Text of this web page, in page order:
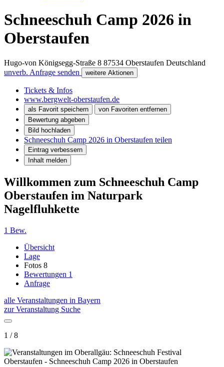
Schneeschuh Camp 2026 in
Oberstaufen
Hugo-von Königsegg-Straße 8 87534 Oberstaufen Deutschland
unverb. Anfrage senden
weitere Aktionen
Tickets & Infos
www.bergwelt-oberstaufen.de
als Favorit speichern
von Favoriten entfernen
Bewertung abgeben
Bild hochladen
Schneeschuh Camp 2026 in Oberstaufen teilen
Eintrag verbessern
Inhalt melden
Willkommen zum Schneeschuh Camp
Oberstaufen im Naturpark
Nagelfluhkette
1 Bew.
Übersicht
Lage
Fotos 8
Bewertungen 1
Anfrage
alle Veranstaltungen in Bayern
zur Veranstaltung Suche
1 / 8